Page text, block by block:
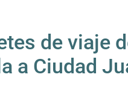
de viaje
a Ciudad